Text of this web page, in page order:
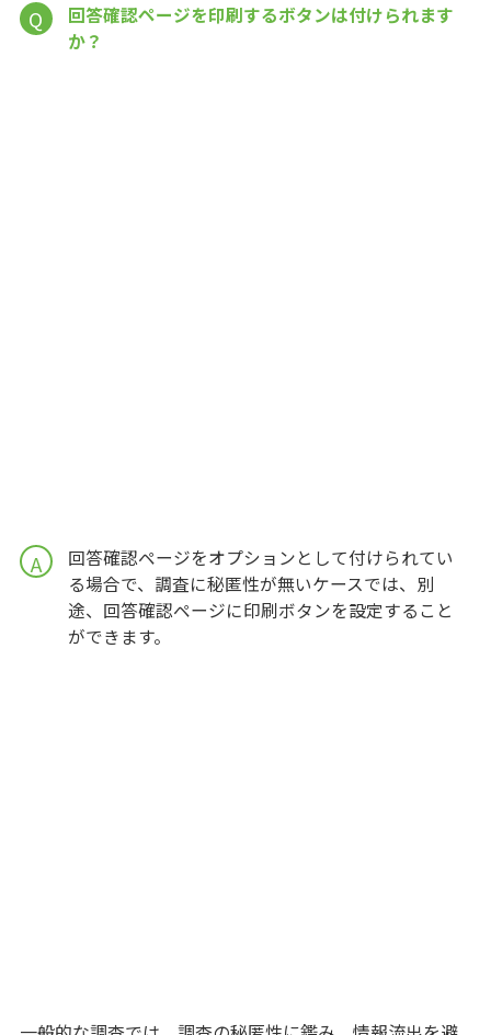
Q
回答確認ページを印刷するボタンは付けられます
か？
A
回答確認ページをオプションとして付けられてい
る場合で、調査に秘匿性が無いケースでは、別
途、回答確認ページに印刷ボタンを設定すること
ができます。